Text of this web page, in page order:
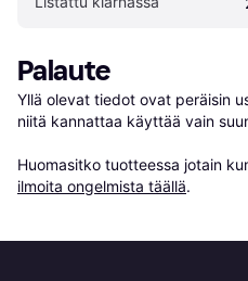
Palaute
Yllä olevat tiedot ovat peräisin
niitä kannattaa käyttää vain
Huomasitko tuotteessa jotain
ilmoita ongelmista täällä.